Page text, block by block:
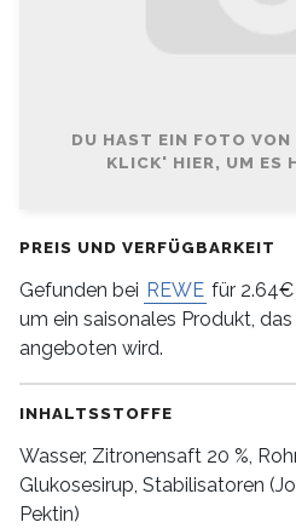
DU HAST EIN FOTO VON
KLICK' HIER, UM ES
PREIS UND VERFÜGBARKEIT
Gefunden bei REWE für 2.64€
um ein saisonales Produkt,
angeboten wird.
INHALTSSTOFFE
Wasser, Zitronensaft 20 %,
Glukosesirup, Stabilisatoren
Pektin)